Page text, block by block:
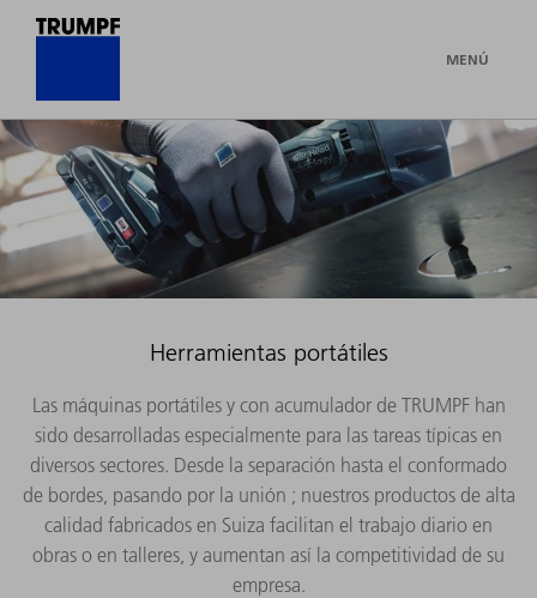
MENÚ
Herramientas portátiles
Las máquinas portátiles y con acumulador de TRUMPF han
sido desarrolladas especialmente para las tareas típicas en
diversos sectores. Desde la separación hasta el conformado
de bordes, pasando por la unión ; nuestros productos de alta
calidad fabricados en Suiza facilitan el trabajo diario en
obras o en talleres, y aumentan así la competitividad de su
empresa.